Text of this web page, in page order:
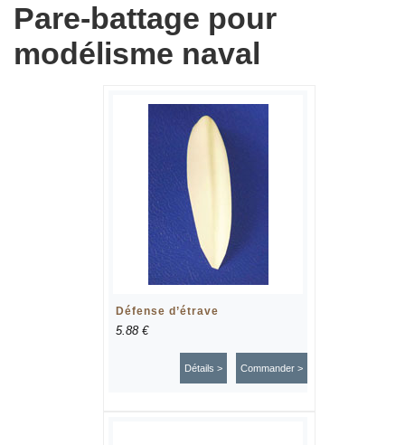
Pare-battage pour
modélisme naval
Défense d’étrave
5.88 €
Commander >
Détails >